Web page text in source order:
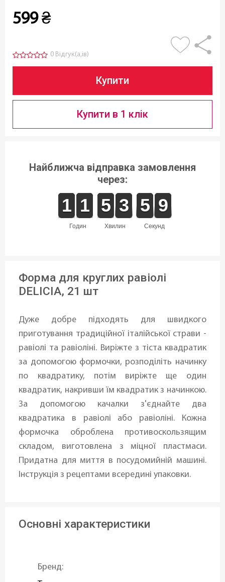
599 ₴
0 Відгук(а,ів)
Купити
Купити в 1 клік
Найближча відправка замовлення
через:
годин
1
1
1
1 1
1
1
1
хвилин
4
4
5
5 4
3
3
секунд
0
5
5 9
9
8
Форма для круглих равіолі
DELICIA, 21 шт
Дуже добре підходять для швидкого
приготування традиційної італійської страви -
равіолі та равіоліні. Виріжте з тіста квадратик
за допомогою формочки, розподіліть начинку
по квадратику, потім виріжте ще один
квадратик, накривши їм квадратик з начинкою.
За допомогою качалки з'єднайте два
квадратика в равіолі або равіоліні. Кожна
формочка оброблена противоскользящим
складом, виготовлена ​​з міцної пластмаси.
Придатна для миття в посудомийній машині.
Інструкція з рецептами всередині упаковки.
Основні характеристики
Бренд: